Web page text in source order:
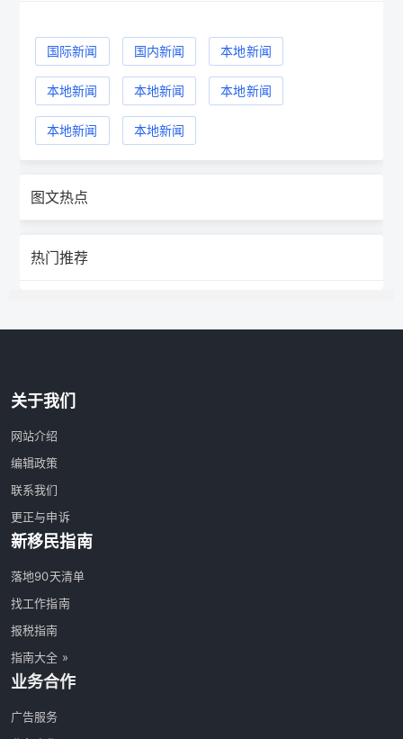
国际新闻 国内新闻 本地新闻
本地新闻 本地新闻 本地新闻
本地新闻 本地新闻
图文热点
热门推荐
关于我们
网站介绍
编辑政策
联系我们
更正与申诉
新移民指南
落地90天清单
找工作指南
报税指南
指南大全 »
业务合作
广告服务